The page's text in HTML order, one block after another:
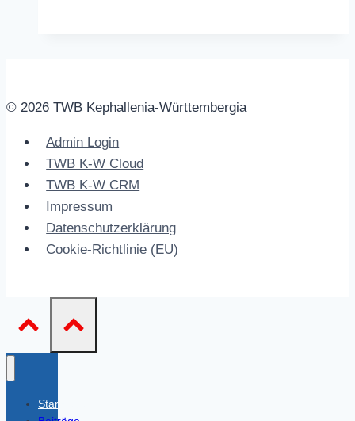
© 2026 TWB Kephallenia-Württembergia
Admin Login
TWB K-W Cloud
TWB K-W CRM
Impressum
Datenschutzerklärung
Cookie-Richtlinie (EU)
Startseite